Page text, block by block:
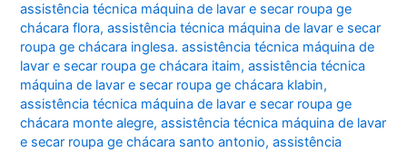
assistência técnica máquina de lavar e secar roupa ge
chácara flora,assistência técnica máquina de lavar e secar
roupa ge chácara inglesa. assistência técnica máquina de
lavar e secar roupa ge chácara itaim,assistência técnica
máquina de lavar e secar roupa ge chácara klabin,
assistência técnica máquina de lavar e secar roupa ge
chácara monte alegre,assistência técnica máquina de lavar
e secar roupa ge chácara santo antonio,assistência